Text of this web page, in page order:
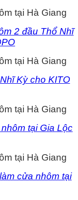
2 đầu Thổ Nhĩ
Kỳ cho KITO
tại Gia Lộc
cửa nhôm tại